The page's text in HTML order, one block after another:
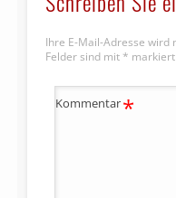
Ihre E-Mail-Adresse wird
Felder sind mit * markiert
Kommentar*